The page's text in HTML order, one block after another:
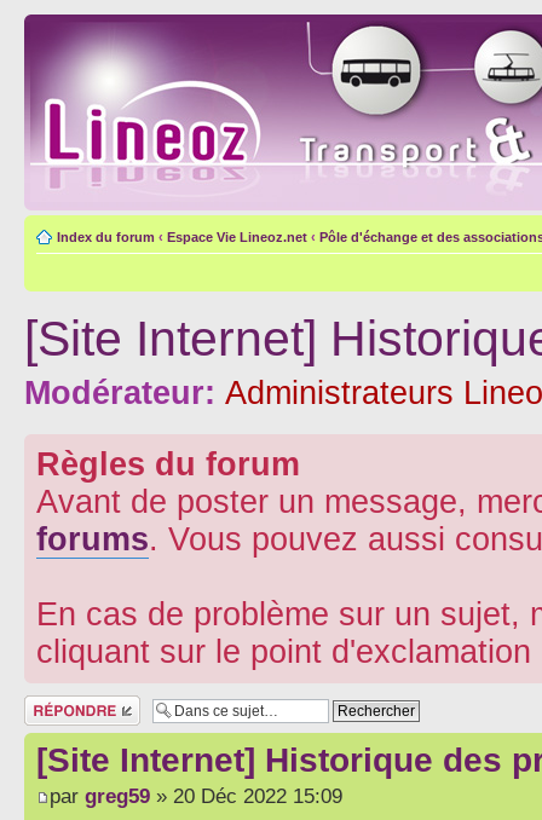
Index du forum ‹ Espace Vie Lineoz.net ‹ Pôle d'échange et des
[Site Internet]
Modérateur: Administrateurs
Règles du forum
Avant de poster un message,
forums. Vous pouvez aussi
En cas de problème sur un sujet,
cliquant sur le point
Répondre
[Site Internet] Historique des
par greg59 » 20 Déc 2022 15:09